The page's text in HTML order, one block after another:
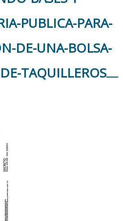
PUBLICA-PARA-
DE-UNA-BOLSA-
TAQUILLEROS